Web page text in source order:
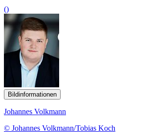
()
Bildinformationen
Johannes Volkmann
© Johannes Volkmann/Tobias Koch